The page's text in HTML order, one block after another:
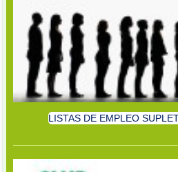
LISTAS DE EMPLEO